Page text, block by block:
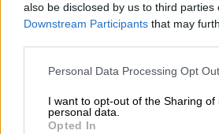
also be disclosed by us to third parties
Downstream Participants that may
Personal Data Processing Opt
I want to opt-out of the Sharing of
personal data.
Opted In
Ο Κωνσταντίνος Παλαιολόγος
Μυργιώτης Παναγιώτης
Μαθηματικός
Προσθέστε το
προτιμώμενη πηγή